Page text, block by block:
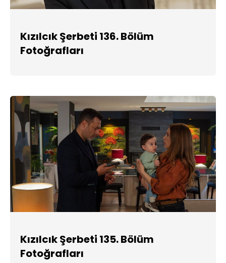
Kızılcık Şerbeti 136. Bölüm
Fotoğrafları
Kızılcık Şerbeti 135. Bölüm
Fotoğrafları